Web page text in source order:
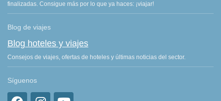
finalizadas. Consigue más por lo que ya haces: ¡viajar!
Blog de viajes
Blog hoteles y viajes
Consejos de viajes, ofertas de hoteles y últimas noticias del sector.
Síguenos